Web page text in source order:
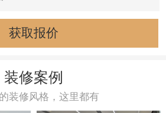
获取报价
装修案例
装修风格，这里都有